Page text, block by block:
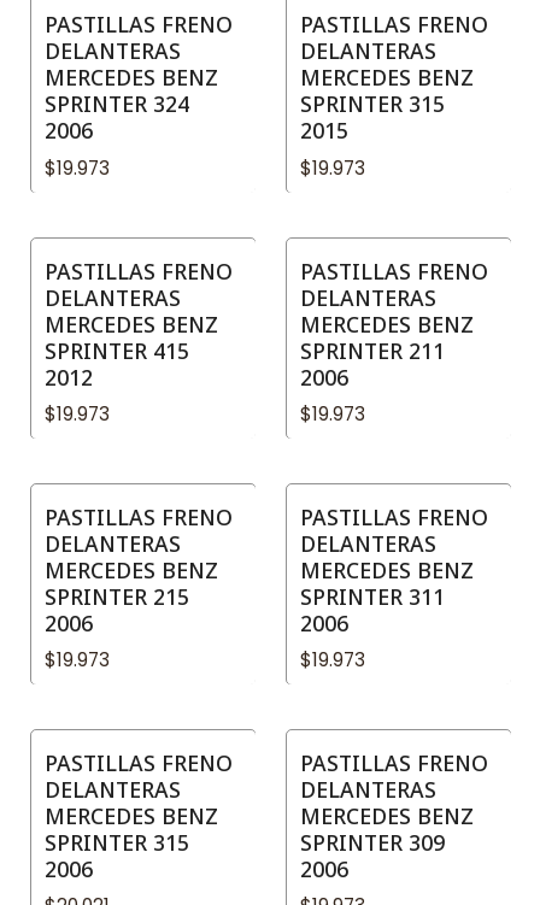
PASTILLAS FRENO
DELANTERAS
MERCEDES BENZ
SPRINTER 324
2006
$19.973
PASTILLAS FRENO
DELANTERAS
MERCEDES BENZ
SPRINTER 315
2015
$19.973
PASTILLAS FRENO
DELANTERAS
MERCEDES BENZ
SPRINTER 415
2012
$19.973
PASTILLAS FRENO
DELANTERAS
MERCEDES BENZ
SPRINTER 211
2006
$19.973
PASTILLAS FRENO
DELANTERAS
MERCEDES BENZ
SPRINTER 215
2006
$19.973
PASTILLAS FRENO
DELANTERAS
MERCEDES BENZ
SPRINTER 311
2006
$19.973
PASTILLAS FRENO
DELANTERAS
MERCEDES BENZ
SPRINTER 315
2006
PASTILLAS FRENO
DELANTERAS
MERCEDES BENZ
SPRINTER 309
2006